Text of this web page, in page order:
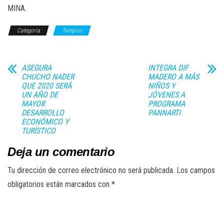
MINA.
Categoría Tampico
ASEGURA
CHUCHO NADER
QUE 2020 SERÁ
UN AÑO DE
MAYOR
DESARROLLO
ECONÓMICO Y
TURÍSTICO
INTEGRA DIF
MADERO A MÁS
NIÑOS Y
JÓVENES A
PROGRAMA
PANNARTI
Deja un comentario
Tu dirección de correo electrónico no será publicada. Los campos
obligatorios están marcados con *